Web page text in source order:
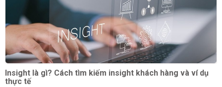
Insight là gì? Cách tìm kiếm insight khách hàng và ví dụ
thực tế